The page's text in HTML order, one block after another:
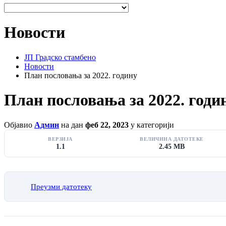
Новости
ЈП Градско стамбено
Новости
План пословања за 2022. годину
План пословања за 2022.
Објавио Админ на дан феб 22, 2023 у категорији
ВЕРЗИЈА
1.1
ВЕЛИЧИНА ДАТОТЕКЕ
2.45 MB
Преузми датотеку